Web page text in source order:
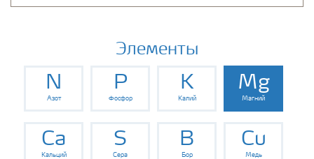
Инструменты и сервисы
Хранение удобрений и их безопасность
Элементы
N
Азот
P
Фосфор
K
Калий
Mg
Магний
Ca
Кальций
S
Сера
B
Бор
Cu
Медь